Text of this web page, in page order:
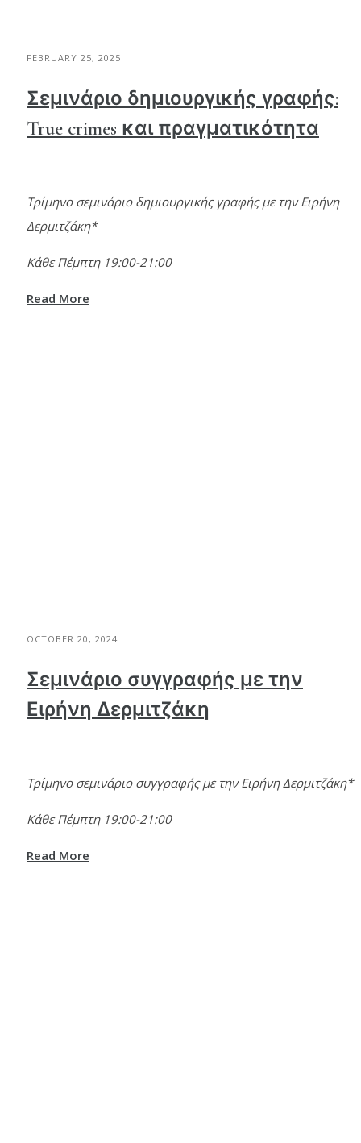
FEBRUARY 25, 2025
Σεμινάριο δημιουργικής γραφής:
True crimes και πραγματικότητα
Τρίμηνο σεμινάριο δημιουργικής γραφής με την Ειρήνη
Δερμιτζάκη*
Κάθε Πέμπτη 19:00-21:00
Read More
OCTOBER 20, 2024
Σεμινάριο συγγραφής με την
Ειρήνη Δερμιτζάκη
Τρίμηνο σεμινάριο συγγραφής με την Ειρήνη Δερμιτζάκη*
Κάθε Πέμπτη 19:00-21:00
Read More